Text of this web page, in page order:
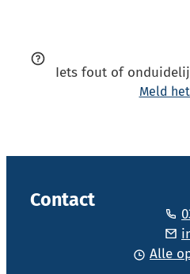
Iets fout of
Meld
Contact
E-mail
Alle